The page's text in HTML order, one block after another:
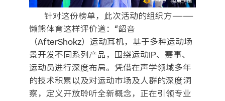
针对这份榜单，此次活动的组织方——
懒熊体育这样评价道：“韶音
（AfterShokz）运动耳机，基于多种运动场
景开发不同系列产品，围绕运动IP、赛事、
运动员进行深度布局。凭借在声学领域多年
的技术积累以及对运动市场及人群的深度洞
察，定义开放聆听全新概念，正在引领专业